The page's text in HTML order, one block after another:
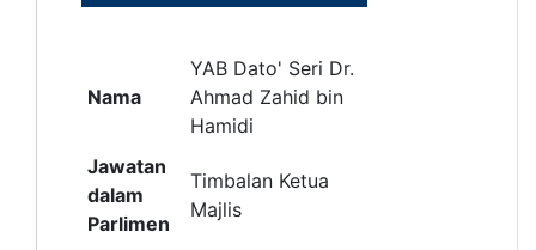
Nama
YAB Dato' Seri Dr.
Ahmad Zahid bin
Hamidi
Jawatan
dalam
Parlimen
Timbalan Ketua
Majlis